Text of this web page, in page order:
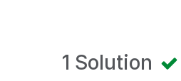
1 Solution